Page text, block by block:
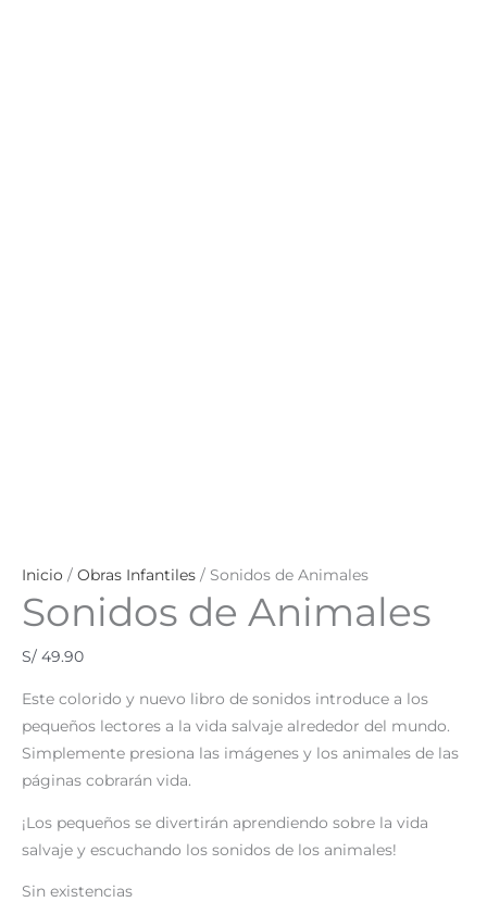
Inicio / Obras Infantiles / Sonidos de Animales
Sonidos de Animales
S/ 49.90
Este colorido y nuevo libro de sonidos introduce a los
pequeños lectores a la vida salvaje alrededor del mundo.
Simplemente presiona las imágenes y los animales de las
páginas cobrarán vida.
¡Los pequeños se divertirán aprendiendo sobre la vida
salvaje y escuchando los sonidos de los animales!
Sin existencias